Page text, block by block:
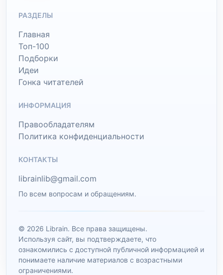
РАЗДЕЛЫ
Главная
Топ-100
Подборки
Идеи
Гонка читателей
ИНФОРМАЦИЯ
Правообладателям
Политика конфиденциальности
КОНТАКТЫ
librainlib@gmail.com
По всем вопросам и обращениям.
© 2026 Librain. Все права защищены.
Используя сайт, вы подтверждаете, что
ознакомились с доступной публичной информацией и
понимаете наличие материалов с возрастными
ограничениями.